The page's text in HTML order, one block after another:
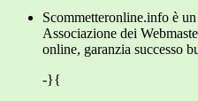
Scommetteronline.info è
Associazione dei
online, garanzia successo
-}{